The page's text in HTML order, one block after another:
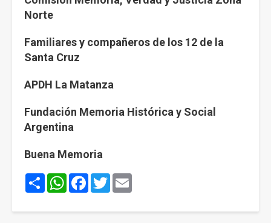
Norte
Familiares y compañeros de los 12 de la
Santa Cruz
APDH La Matanza
Fundación Memoria Histórica y Social
Argentina
Buena Memoria
ShareWhatsApp
Facebook
Twitter